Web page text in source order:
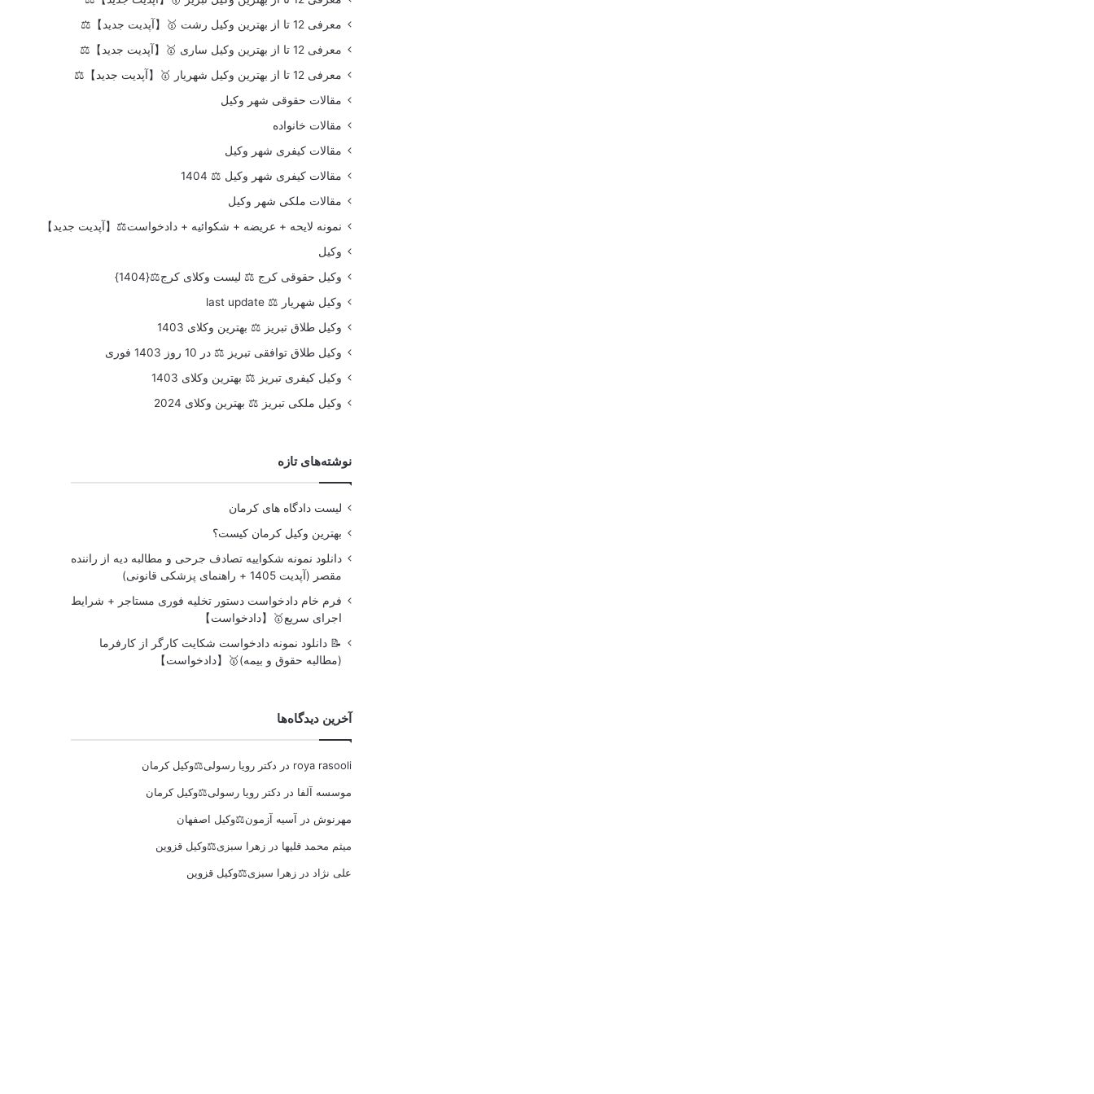
معرفی 12 تا از بهترین وکیل رشت 🥇【آپدیت جدید】⚖️
معرفی 12 تا از بهترین وکیل ساری 🥇【آپدیت جدید】⚖️
معرفی 12 تا از بهترین وکیل شهریار 🥇【آپدیت جدید】⚖️
مقالات حقوقی شهر وکیل
مقالات خانواده
مقالات کیفری شهر وکیل
مقالات کیفری شهر وکیل ⚖️ 1404
مقالات ملکی شهر وکیل
نمونه لایحه + عریضه + شکوائیه + دادخواست⚖️【آپدیت جدید】
وکیل
وکیل حقوقی کرج ⚖️ لیست وکلای کرج⚖️{1404}
وکیل شهریار ⚖️ last update
وکیل طلاق تبریز ⚖️ بهترین وکلای 1403
وکیل طلاق توافقی تبریز ⚖️ در 10 روز 1403 فوری
وکیل کیفری تبریز ⚖️ بهترین وکلای 1403
وکیل ملکی تبریز ⚖️ بهترین وکلای 2024
نوشته‌های تازه
لیست دادگاه های کرمان
بهترین وکیل کرمان کیست؟
دانلود نمونه شکواییه تصادف جرحی و مطالبه دیه از راننده
مقصر (آپدیت 1405 + راهنمای پزشکی قانونی)
فرم خام دادخواست دستور تخلیه فوری مستاجر + شرایط
اجرای سریع🥇【دادخواست】
📝 دانلود نمونه دادخواست شکایت کارگر از کارفرما
(مطالبه حقوق و بیمه)🥇【دادخواست】
آخرین دیدگاه‌ها
roya rasooli در دکتر رویا رسولی⚖️وکیل کرمان
موسسه آلفا در دکتر رویا رسولی⚖️وکیل کرمان
مهرنوش در آسیه آزمون⚖️وکیل اصفهان
میثم محمد قلیها درزهرا سبزی⚖️وکیل قزوین
علی نژاد درزهرا سبزی⚖️وکیل قزوین